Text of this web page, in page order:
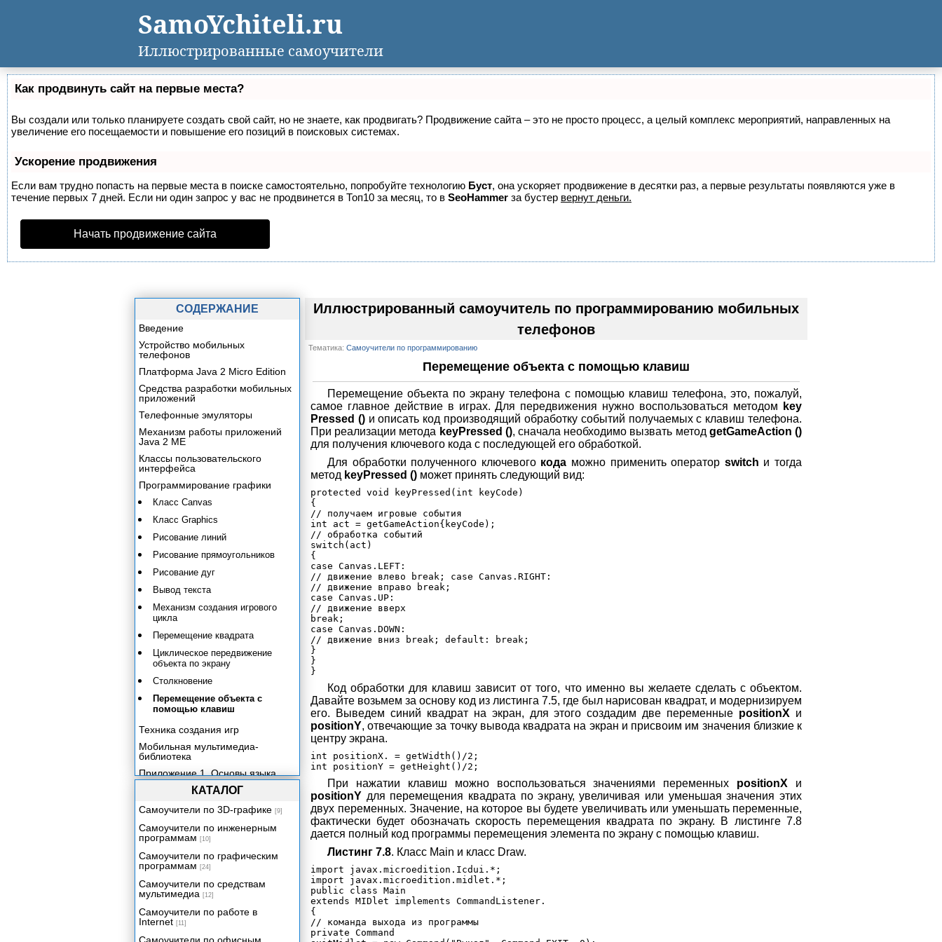
Как продвинуть сайт на первые места?
Вы создали или только планируете создать свой сайт, но не знаете, как продвигать? Продвижение сайта – это не просто процесс, а целый комплекс мероприятий, направленных на
увеличение его посещаемости и повышение его позиций в поисковых системах.
Ускорение продвижения
Если вам трудно попасть на первые места в поиске самостоятельно, попробуйте технологию Буст, она ускоряет продвижение в десятки раз, а первые результаты появляются уже в
течение первых 7 дней. Если ни один запрос у вас не продвинется в Топ10 за месяц, то в SeoHammer за бустер вернут деньги.
Начать продвижение сайта
Иллюстрированный самоучитель по программированию мобильных
телефонов
Тематика: Самоучители по программированию
Перемещение объекта с помощью клавиш
Перемещение объекта по экрану телефона с помощью клавиш телефона, это, пожалуй,
самое главное действие в играх. Для передвижения нужно воспользоваться методом
key
Pressed ()и описать код производящий обработку событий получаемых с клавиш телефона.
При реализации метода keyPressed (), сначала необходимо вызвать метод getGameAction ()
для получения ключевого кода с последующей его обработкой.
Для обработки полученного ключевого кода можно применить оператор switch и тогда
метод keyPressed () может принять следующий вид:
protected void keyPressed(int keyCode)
{
// получаем игровые события
int act = getGameAction{keyCode);
// обработка событий
switch(act)
{
case Canvas.LEFT:
// движение влево break; case Canvas.RIGHT:
// движение вправо break;
case Canvas.UP:
// движение вверх
break;
case Canvas.DOWN:
// движение вниз break; default: break;
}
}
Код обработки для клавиш зависит от того, что именно вы желаете сделать с объектом.
Давайте возьмем за основу код из листинга 7.5, где был нарисован квадрат, и модернизируем
его. Выведем синий квадрат на экран, для этого создадим две переменные positionX и
positionY, отвечающие за точку вывода квадрата на экран и присвоим им значения близкие к
центру экрана.
int positionX. = getWidth()/2;
При нажатии клавиш можно воспользоваться значениями переменных positionX и
positionY для перемещения квадрата по экрану, увеличивая или уменьшая значения этих
двух переменных. Значение, на которое вы будете увеличивать или уменьшать переменные,
фактически будет обозначать скорость перемещения квадрата по экрану. В листинге 7.8
дается полный код программы перемещения элемента по экрану с помощью клавиш.
Листинг 7.8. Класс Main и класс Draw.
import javax.microedition.Icdui.*;
import javax.microedition.midlet.*;
public class Main
extends MIDlet implements CommandListener.
{
// команда выхода из программы
private Command
СОДЕРЖАНИЕ
Введение
Устройство мобильных
телефонов
Платформа Java 2 Micro Edition
Средства разработки мобильных
приложений
Телефонные эмуляторы
Механизм работы приложений
Java 2 ME
Классы пользовательского
интерфейса
Программирование графики
Класс Canvas
Класс Graphics
Рисование линий
Рисование прямоугольников
Рисование дуг
Вывод текста
Механизм создания игрового
цикла
Перемещение квадрата
Циклическое передвижение
объекта по экрану
Столкновение
Перемещение объекта с
помощью клавиш
Техника создания игр
Мобильная мультимедиа-
библиотека
Приложение 1. Основы языка
Java.
Java 2 Micro Edition.
КАТАЛОГ
Самоучители по 3D-графике [9]
Самоучители по инженерным
программам [10]
Самоучители по графическим
программам [24]
Самоучители по средствам
мультимедиа [12]
Самоучители по работе в
Internet [11]
SamoYchiteli.ru
Иллюстрированные самоучители